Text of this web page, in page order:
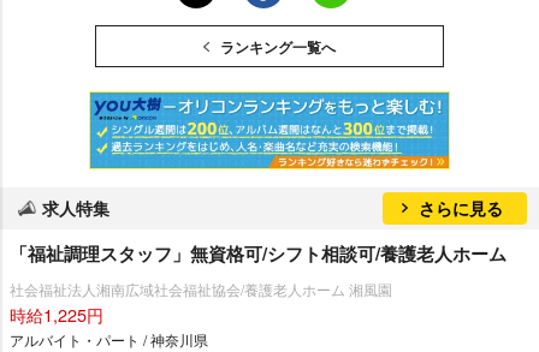
ランキング一覧へ
求人特集 さらに見る
「福祉調理スタッフ」無資格可/シフト相談可/養護老人ホーム
社会福祉法人湘南広域社会福祉協会/養護老人ホーム 湘風園
時給1,225円
アルバイト・パート / 神奈川県